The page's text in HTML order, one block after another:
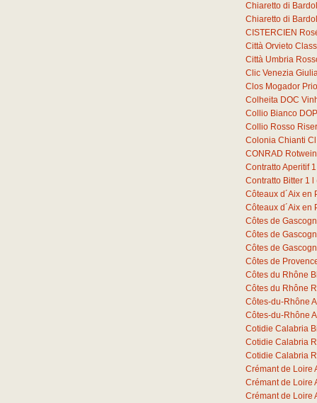
Chiaretto di
Chiaretto di
CISTERCIEN
Città Orvieto
Città Umbria
Clic Venezia
Clos Mogador
Colheita DOC
Collio Bianco
Collio Rosso
Colonia Chianti
CONRAD
Contratto Aperitif 1
Contratto Bitter 1
Côteaux d´Aix en
Côteaux d´Aix en
Côtes de
Côtes de
Côtes de
Côtes de
Côtes du Rhône
Côtes du Rhône
Côtes-du-Rhône
Côtes-du-Rhône
Cotidie Calabria
Cotidie Calabria
Cotidie Calabria
Crémant de Loire
Crémant de Loire
Crémant de Loire